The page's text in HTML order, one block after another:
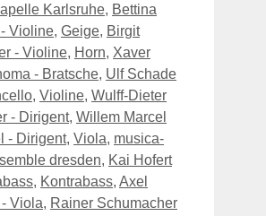
Karlsruhe, Bettina
Violine, Geige, Birgit
- Violine, Horn, Xaver
- Bratsche, Ulf Schade
, Violine, Wulff-Dieter
- Dirigent, Willem Marcel
- Dirigent, Viola, musica-
dresden, Kai Hofert
, Kontrabass, Axel
Viola, Rainer Schumacher